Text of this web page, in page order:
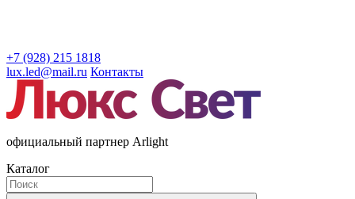
+7 (928) 215 1818
lux.led@mail.ru Контакты
официальный партнер Arlight
Каталог